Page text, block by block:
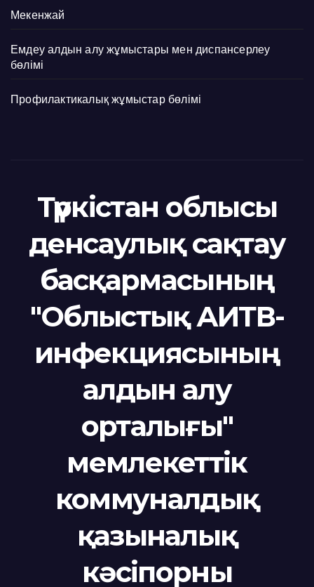
Мекенжай
Емдеу алдын алу жұмыстары мен диспансерлеу
бөлімі
Профилактикалық жұмыстар бөлімі
Түркістан облысы
денсаулық сақтау
басқармасының
"Облыстық АИТВ-
инфекциясының
алдын алу
орталығы"
мемлекеттік
коммуналдық
қазыналық
кәсіпорны